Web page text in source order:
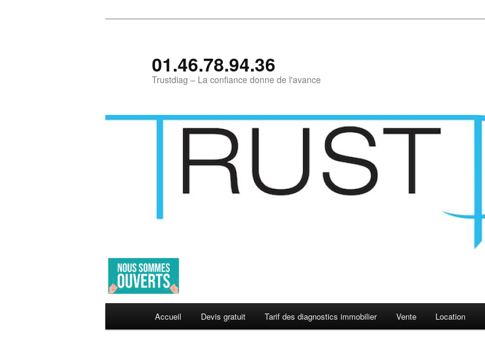
01.46.78.94.36
Trustdiag – La confiance donne de l'avance
contenu
principal
contenu
secondaire
Aller
Aller
Accueil Devis gratuit Tarif des diagnostics immobilier Vente Location